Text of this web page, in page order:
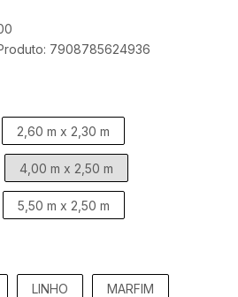
7908785624936
2,60 m x 2,30 m
4,00 m x 2,50 m
5,50 m x 2,50 m
LINHO MARFIM